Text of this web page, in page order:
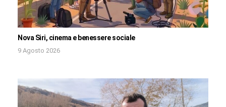
Nova Siri, cinema e benessere sociale
9 Agosto 2026